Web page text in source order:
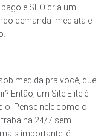
e SEO cria um
demanda imediata e
medida pra você, que
Então, um Site Elite é
Pense nele como o
24/7 sem
importante, é